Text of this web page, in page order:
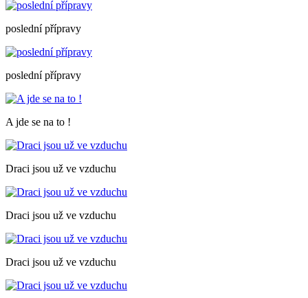
poslední přípravy
poslední přípravy
A jde se na to !
Draci jsou už ve vzduchu
Draci jsou už ve vzduchu
Draci jsou už ve vzduchu